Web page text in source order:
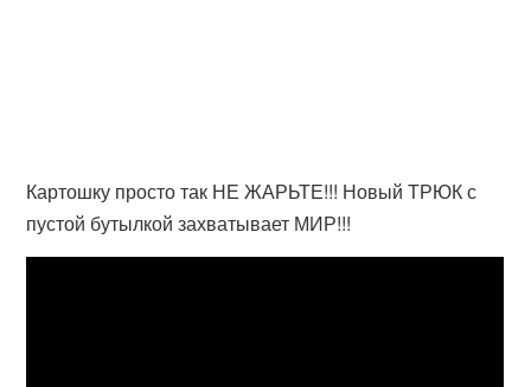
Картошку просто так НЕ ЖАРЬТЕ!!! Новый ТРЮК с
пустой бутылкой захватывает МИР!!!